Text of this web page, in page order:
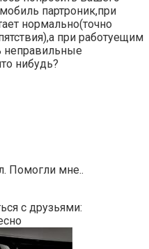
партроник,при
нормально(точно
при работуещим
неправильные
нибудь?
Помогли мне..
с друзьями: